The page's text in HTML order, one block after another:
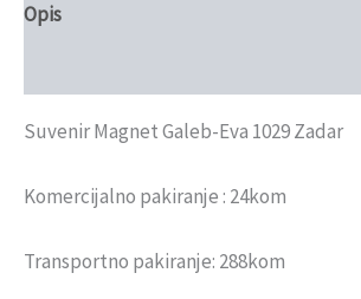
Opis
Suvenir Magnet Galeb-Eva 1029 Zadar
Komercijalno pakiranje : 24kom
Transportno pakiranje: 288kom